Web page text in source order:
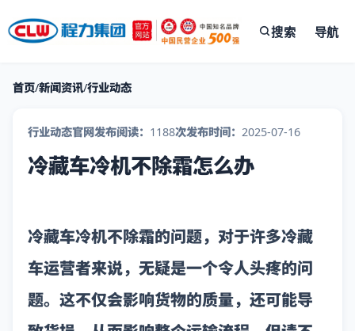
搜索 导航
首页/新闻资讯/行业动态
行业动态官网发布阅读：1188次发布时间：2025-07-16
冷藏车冷机不除霜怎么办
冷藏车冷机不除霜的问题，对于许多冷藏
车运营者来说，无疑是一个令人头疼的问
题。这不仅会影响货物的质量，还可能导